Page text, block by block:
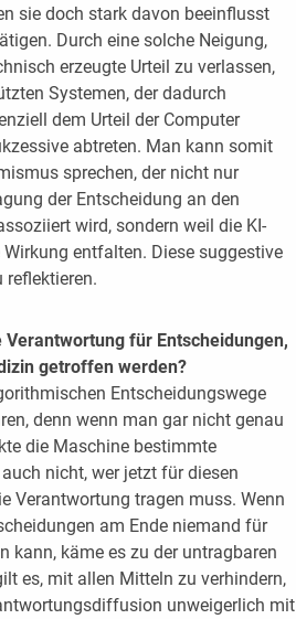
sie doch stark davon beeinflusst
Durch eine solche Neigung,
erzeugte Urteil zu verlassen,
Systemen, der dadurch
dem Urteil der Computer
abtreten. Man kann somit
sprechen, der nicht nur
der Entscheidung an den
wird, sondern weil die KI-
entfalten. Diese suggestive
reflektieren.
für Entscheidungen,
getroffen werden?
Entscheidungswege
denn wenn man gar nicht genau
die Maschine bestimmte
nicht, wer jetzt für diesen
Verantwortung tragen muss. Wenn
am Ende niemand für
kann, käme es zu der untragbaren
es, mit allen Mitteln zu verhindern,
unweigerlich mit